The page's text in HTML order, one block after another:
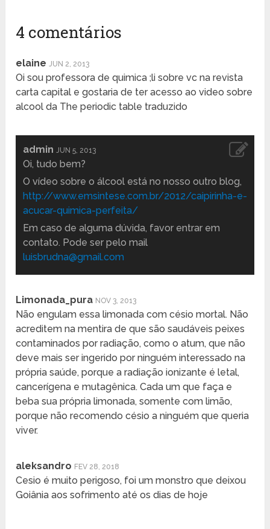
4 comentários
elaine JUN 2, 2013
Oi sou professora de quimica ;li sobre vc na revista
carta capital e gostaria de ter acesso ao video sobre
alcool da The periodic table traduzido
admin JUN 5, 2013
Oi, tudo bem?
O vídeo sobre o álcool está no nosso outro blog,
http://www.emsintese.com.br/2012/caipirinha-e-
acucar-quimica-perfeita/
Em caso de alguma dúvida, favor entrar em
contato. Pode ser pelo mail
luisbrudna@gmail.com
Limonada_pura NOV 3, 2013
Não engulam essa limonada com césio mortal. Não
acreditem na mentira de que são saudáveis peixes
contaminados por radiação, como o atum, que não
deve mais ser ingerido por ninguém interessado na
própria saúde, porque a radiação ionizante é letal,
cancerígena e mutagênica. Cada um que faça e
beba sua própria limonada, somente com limão,
porque não recomendo césio a ninguém que queria
viver.
aleksandro FEV 28, 2018
Cesio é muito perigoso, foi um monstro que deixou
Goiânia aos sofrimento até os dias de hoje